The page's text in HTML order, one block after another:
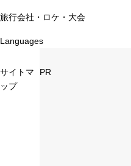
旅行会社・ロケ・大会
Languages
サイトマ
ップ
PR